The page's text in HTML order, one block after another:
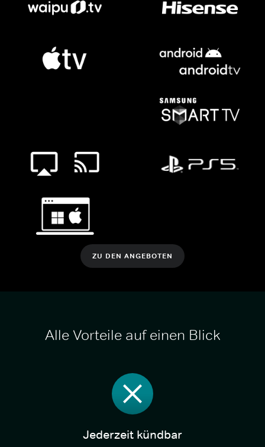
ZU DEN ANGEBOTEN
Alle Vorteile auf einen Blick
Jederzeit kündbar